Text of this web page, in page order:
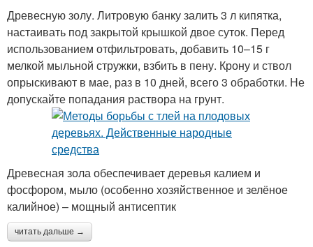
Древесную золу. Литровую банку залить 3 л кипятка,
настаивать под закрытой крышкой двое суток. Перед
использованием отфильтровать, добавить 10–15 г
мелкой мыльной стружки, взбить в пену. Крону и ствол
опрыскивают в мае, раз в 10 дней, всего 3 обработки. Не
допускайте попадания раствора на грунт.
Древесная зола обеспечивает деревья калием и
фосфором, мыло (особенно хозяйственное и зелёное
калийное) – мощный антисептик
читать дальше →